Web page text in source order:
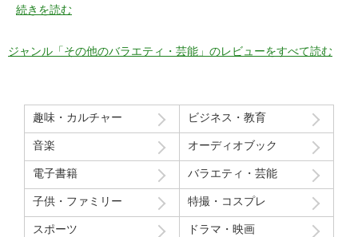
特に21分の途中からとてもいい感じ！
う」という趣旨の発言と「パイを食らう事はなんとも無い」とい
う趣旨の２つの部分ちょっと気分下がってしまったw
Route207さんいつも良い作品をありがとうございます！
初レビューですが、よく購入させて貰ってます！
続きを読む
ジャンル「その他のバラエティ・芸能」のレビューをすべて読む
趣味・カルチャー ビジネス・教育
音楽 オーディオブック
電子書籍 バラエティ・芸能
子供・ファミリー 特撮・コスプレ
スポーツ ドラマ・映画